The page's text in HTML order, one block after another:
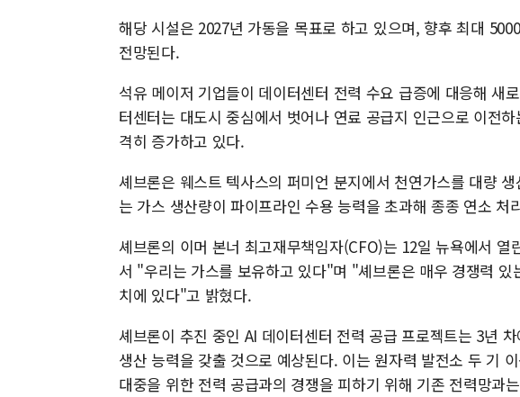
해당 시설은 2027년 가동을 목표로 하고 있으며, 향후 최대
전망된다.
석유 메이저 기업들이 데이터센터 전력 수요 급증에 대응해 새
터센터는 대도시 중심에서 벗어나 연료 공급지 인근으로 이전
격히 증가하고 있다.
셰브론은 웨스트 텍사스의 퍼미언 분지에서 천연가스를 대량
는 가스 생산량이 파이프라인 수용 능력을 초과해 종종 연소 처
셰브론의 이머 본너 최고재무책임자(CFO)는 12일 뉴욕에서 열
서 "우리는 가스를 보유하고 있다"며 "셰브론은 매우 경쟁력 있
치에 있다"고 밝혔다.
셰브론이 추진 중인 AI 데이터센터 전력 공급 프로젝트는 3년
생산 능력을 갖출 것으로 예상된다. 이는 원자력 발전소 두 기
대중을 위한 전력 공급과의 경쟁을 피하기 위해 기존 전력망과